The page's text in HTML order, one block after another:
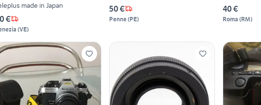
made in Japan
€
(VE)
50 €
Penne(PE)
40 €
Roma (RM)